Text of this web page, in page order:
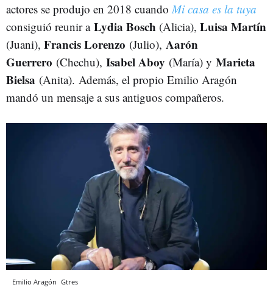
actores se produjo en 2018 cuando Mi casa es la tuya
consiguió reunir a Lydia Bosch (Alicia), Luisa Martín
(Juani), Francis Lorenzo (Julio), Aarón
Guerrero (Chechu), Isabel Aboy (María) y Marieta
Bielsa (Anita). Además, el propio Emilio Aragón
mandó un mensaje a sus antiguos compañeros.
Emilio Aragón Gtres